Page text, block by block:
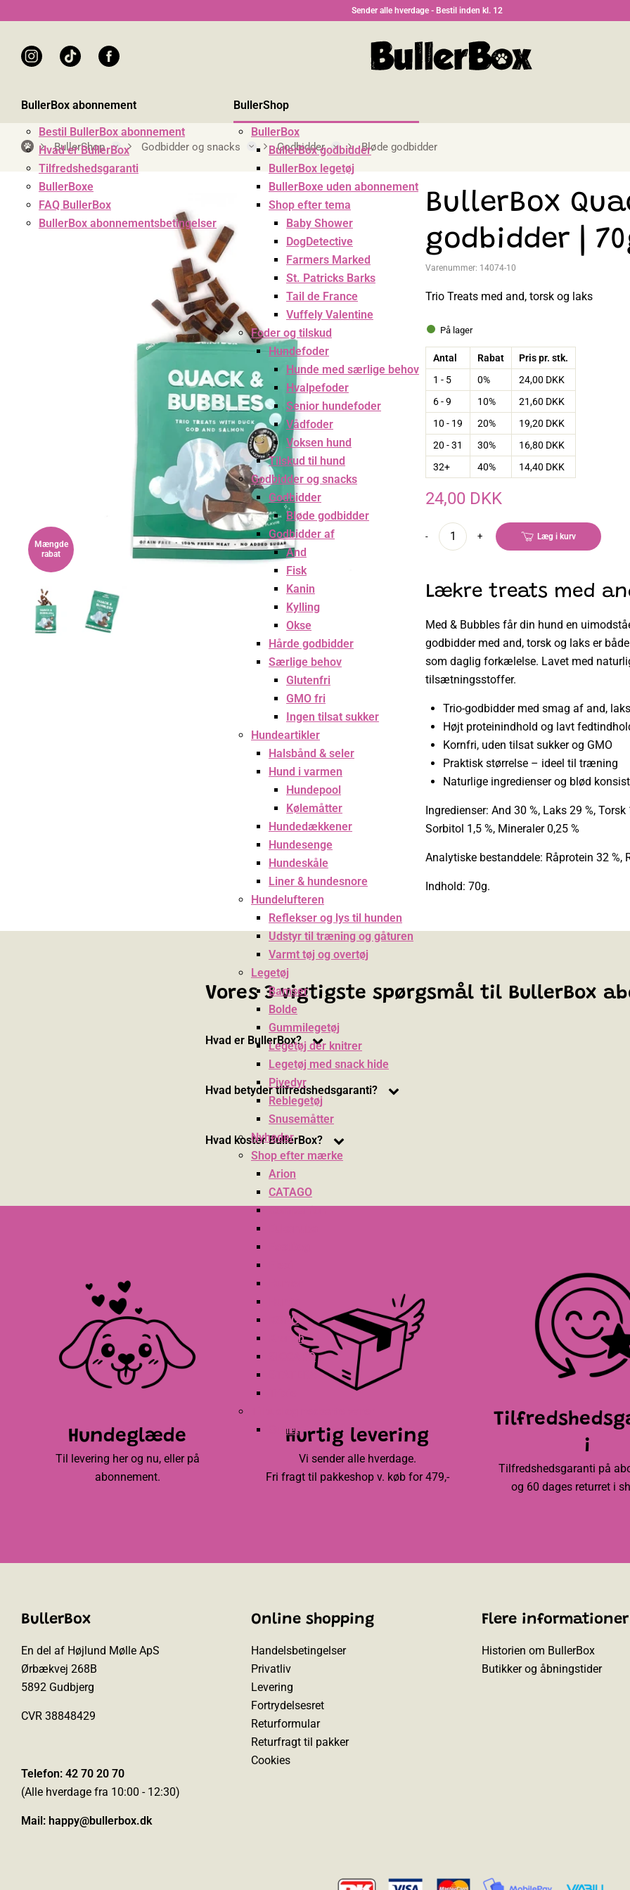
instagramtiktok facebook
Sender alle hverdage - Bestil inden kl. 12
BullerBox abonnement
Bestil BullerBox abonnement
Hvad er BullerBox
Tilfredshedsgaranti
BullerBoxe
FAQ BullerBox
BullerBox abonnementsbetingelser
BullerShop
BullerBox
BullerBox godbidder
BullerBox legetøj
BullerBoxe uden abonnement
Shop efter tema
Baby Shower
DogDetective
Farmers Marked
St. Patricks Barks
Tail de France
Vuffely Valentine
Foder og tilskud
Hundefoder
Hunde med særlige behov
Hvalpefoder
Senior hundefoder
Vådfoder
Voksen hund
Tilskud til hund
Godbidder og snacks
Godbidder
Bløde godbidder
Godbidder af
And
Fisk
Kanin
Kylling
Okse
Hårde godbidder
Særlige behov
Glutenfri
GMO fri
Ingen tilsat sukker
Hundeartikler
Halsbånd & seler
Hund i varmen
Hundepool
Kølemåtter
Hundedækkener
Hundesenge
Hundeskåle
Liner & hundesnore
Hundelufteren
Reflekser og lys til hunden
Udstyr til træning og gåturen
Varmt tøj og overtøj
Legetøj
Bamser
Bolde
Gummilegetøj
Legetøj der knitrer
Legetøj med snack hide
Pivedyr
Reblegetøj
Snusemåtter
Nyheder
Shop efter mærke
Arion
CATAGO
Companion
KONG
Kronch
SICCARO
Outlet
BullerShop Godbidder og snacks Godbidder Bløde godbidder
Mængde
rabat
BullerBox
godbidder |
Varenummer: 14074-10
Trio Treats med and, torsk og laks
På lager
Antal Rabat
Pris pr. stk.
1 - 5
0%
24,00 DKK
6 - 9
10%
21,60 DKK
10 - 19
20%
19,20 DKK
20 - 31
30%
16,80 DKK
32+
40% 14,40 DKK
24,00 DKK
- + Læg i kurv
Lækre treats med
Med & Bubbles får din hund en
godbidder med and, torsk og laks er
som daglig forkælelse. Lavet med
tilsætningsstoffer.
Trio-godbidder med smag af and,
Højt proteinindhold og lavt
Kornfri, uden tilsat sukker og GMO
Praktisk størrelse – ideel til træning
Naturlige ingredienser og blød
Ingredienser: And 30 %, Laks 29 %,
Sorbitol 1,5 %, Mineraler 0,25 %
Analytiske bestanddele: Råprotein 32 %,
Indhold: 70g.
Vores 3 vigtigste spørgsmål til BullerBox
Hvad er BullerBox?
Hvad betyder tilfredshedsgaranti?
Hvad koster BullerBox?
Hundeglæde
Til levering her og nu, eller på
abonnement.
Hurtig levering
Vi sender alle hverdage.
Fri fragt til pakkeshop v. køb for 479,-
i
Tilfredshedsgaranti på
og 60 dages returret i
BullerBox
En del af Højlund Mølle ApS
Ørbækvej 268B
5892 Gudbjerg
CVR 38848429
Telefon: 42 70 20 70
(Alle hverdage fra 10:00 - 12:30)
Mail: happy@bullerbox.dk
Online shopping
Handelsbetingelser
Privatliv
Levering
Fortrydelsesret
Returformular
Returfragt til pakker
Cookies
Flere informationer
Historien om BullerBox
Butikker og åbningstider